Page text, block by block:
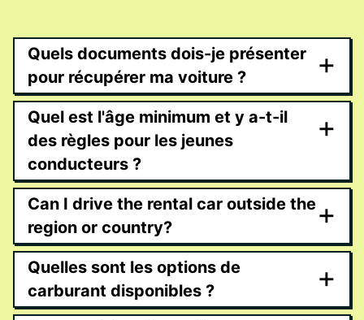
Quels documents dois-je présenter
pour récupérer ma voiture ?
+
Quel est l'âge minimum et y a-t-il
des règles pour les jeunes
conducteurs ?
+
Can I drive the rental car outside the
region or country?
+
Quelles sont les options de
carburant disponibles ?
+